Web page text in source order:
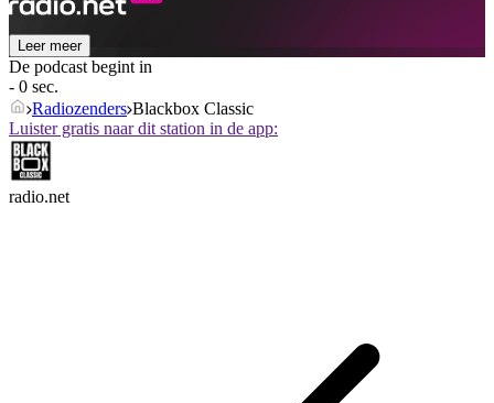
Leer meer
De podcast begint in
- 0 sec.
Radiozenders Blackbox Classic
Luister gratis naar dit station in de app:
radio.net